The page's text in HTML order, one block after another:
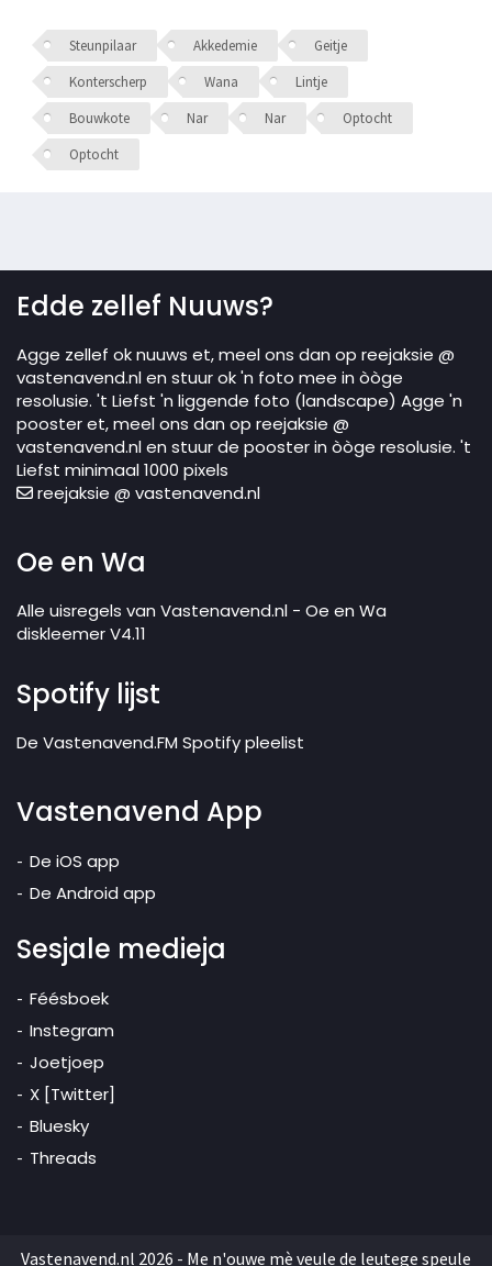
Steunpilaar Akkedemie
Geitje
Konterscherp
Wana
Lintje
Bouwkote
Nar Nar
Optocht
Optocht
Edde zellef Nuuws?
Agge zellef ok nuuws et, meel ons dan op reejaksie @
vastenavend.nl en stuur ok 'n foto mee in òòge
resolusie. 't Liefst 'n liggende foto (landscape) Agge 'n
pooster et, meel ons dan op reejaksie @
vastenavend.nl en stuur de pooster in òòge resolusie. 't
Liefst minimaal 1000 pixels
reejaksie @ vastenavend.nl
Oe en Wa
Alle uisregels van Vastenavend.nl - Oe en Wa
diskleemer V4.11
Spotify lijst
De Vastenavend.FM Spotify pleelist
Vastenavend App
De iOS app
De Android app
Sesjale medieja
Féésboek
Instegram
Joetjoep
X [Twitter]
Bluesky
Threads
Vastenavend.nl 2026 - Me n'ouwe mè veule de leutege speule